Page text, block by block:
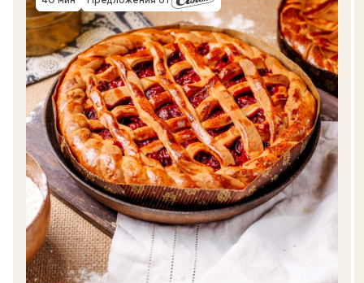
Время приготовления